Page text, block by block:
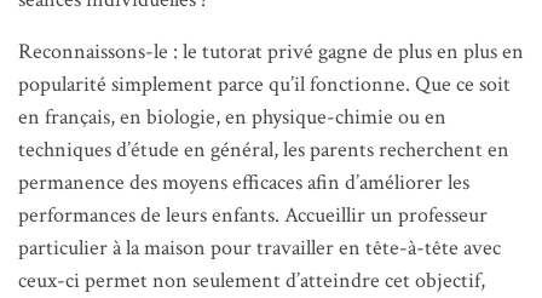
Reconnaissons-le : le tutorat privé gagne de plus en plus en
popularité simplement parce qu’il fonctionne. Que ce soit
en français, en biologie, en physique-chimie ou en
techniques d’étude en général, les parents recherchent en
permanence des moyens efficaces afin d’améliorer les
performances de leurs enfants. Accueillir un professeur
particulier à la maison pour travailler en tête-à-tête avec
ceux-ci permet non seulement d’atteindre cet objectif,